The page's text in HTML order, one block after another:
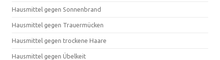
Hausmittel gegen Sonnenbrand
Hausmittel gegen Trauermücken
Hausmittel gegen trockene Haare
Hausmittel gegen Übelkeit